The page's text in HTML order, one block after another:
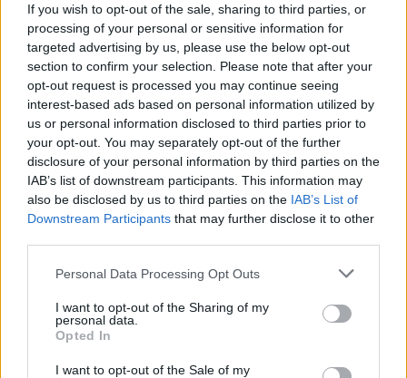
If you wish to opt-out of the sale, sharing to third parties, or
processing of your personal or sensitive information for
targeted advertising by us, please use the below opt-out
section to confirm your selection. Please note that after your
opt-out request is processed you may continue seeing
interest-based ads based on personal information utilized by
us or personal information disclosed to third parties prior to
your opt-out. You may separately opt-out of the further
disclosure of your personal information by third parties on the
IAB’s list of downstream participants. This information may
also be disclosed by us to third parties on the IAB’s List of
Downstream Participants that may further disclose it to other
Personal Data Processing Opt Outs
I want to opt-out of the Sharing of my
personal data.
Opted In
I want to opt-out of the Sale of my
Origi).
A disposizione: Ward, Randall, Caulker, Lucas, Ibe, Origi,
Benteke
Ammonizioni: Janker, Kohr, Werner
Lorenzo Semino
Twitter @calciopremier